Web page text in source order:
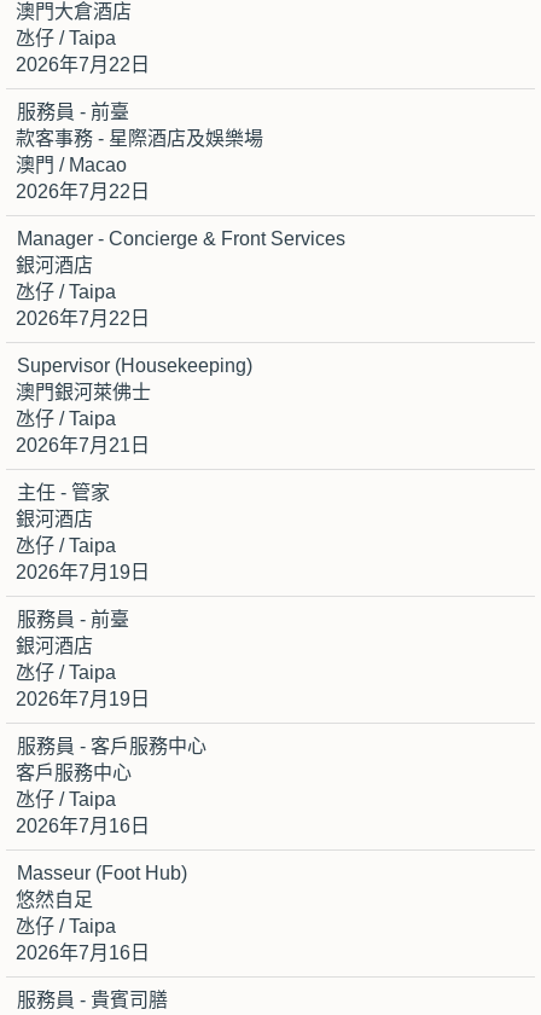
澳門大倉酒店
氹仔 / Taipa
2026年7月22日
服務員 - 前臺
款客事務 - 星際酒店及娛樂場
澳門 / Macao
2026年7月22日
Manager - Concierge & Front Services
銀河酒店
氹仔 / Taipa
2026年7月22日
Supervisor (Housekeeping)
澳門銀河萊佛士
氹仔 / Taipa
2026年7月21日
主任 - 管家
銀河酒店
氹仔 / Taipa
2026年7月19日
服務員 - 前臺
銀河酒店
氹仔 / Taipa
2026年7月19日
服務員 - 客戶服務中心
客戶服務中心
氹仔 / Taipa
2026年7月16日
Masseur (Foot Hub)
悠然自足
氹仔 / Taipa
2026年7月16日
服務員 - 貴賓司膳